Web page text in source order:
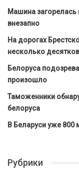
Машина загорелась
внезапно
На дорогах
несколько
Белоруса
произошло
Таможенники
белоруса
В Беларуси уже 800
Рубрики